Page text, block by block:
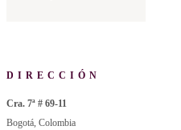
DIRECCIÓN
Cra. 7ª # 69-11
Bogotá, Colombia